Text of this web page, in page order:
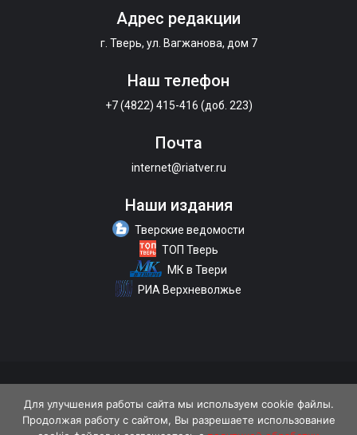
Адрес редакции
г. Тверь, ул. Вагжанова, дом 7
Наш телефон
+7 (4822) 415-416 (доб. 223)
Почта
internet@riatver.ru
Наши издания
Тверские ведомости
ТОП Тверь
МК в Твери
РИА Верхневолжье
Политика конфиденциальности
Для улучшения работы сайта мы используем cookie файлы.
Продолжая работу с сайтом, Вы разрешаете использование